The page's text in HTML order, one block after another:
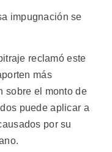
impugnación se
reclamó este
más
sobre el monto de
puede aplicar a
por su